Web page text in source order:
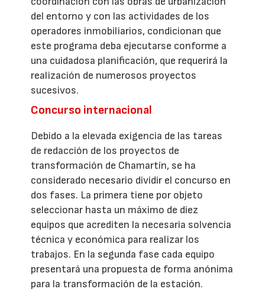
del entorno y con las actividades de los
operadores inmobiliarios, condicionan que
este programa deba ejecutarse conforme a
una cuidadosa planificación, que requerirá la
realización de numerosos proyectos
sucesivos.
Concurso internacional
Debido a la elevada exigencia de las tareas
de redacción de los proyectos de
transformación de Chamartín, se ha
considerado necesario dividir el concurso en
dos fases. La primera tiene por objeto
seleccionar hasta un máximo de diez
equipos que acrediten la necesaria solvencia
técnica y económica para realizar los
trabajos. En la segunda fase cada equipo
presentará una propuesta de forma anónima
para la transformación de la estación.